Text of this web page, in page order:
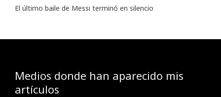
El último baile de Messi terminó en silencio
Medios donde han aparecido mis
artículos